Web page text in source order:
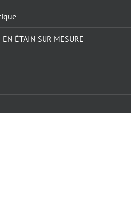
EN ÉTAIN SUR MESURE